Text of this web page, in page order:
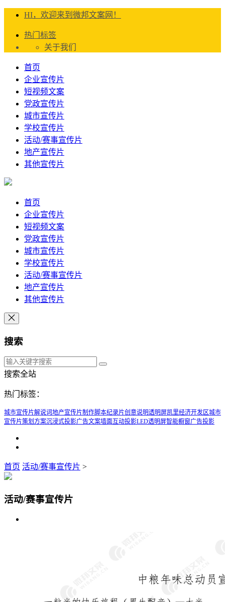
HI，欢迎来到微邦文案网！
热门标签
关于我们
首页
企业宣传片
短视频文案
党政宣传片
城市宣传片
学校宣传片
活动/赛事宣传片
地产宣传片
其他宣传片
首页
企业宣传片
短视频文案
党政宣传片
城市宣传片
学校宣传片
活动/赛事宣传片
地产宣传片
其他宣传片
搜索
搜索全站
热门标签：
城市宣传片解说词地产宣传片制作脚本纪录片创意说明透明屏凯里经济开发区城市
宣传片策划方案沉浸式投影广告文案墙面互动投影LED透明屏智能橱窗广告投影
首页 活动/赛事宣传片 >
活动/赛事宣传片